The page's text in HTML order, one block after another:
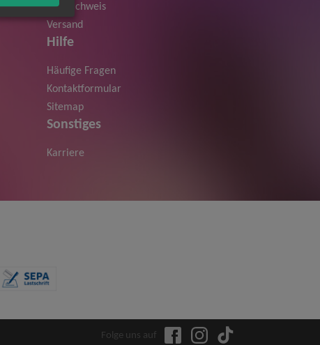
Bildnachweis
Versand
Hilfe
Häufige Fragen
Kontaktformular
Sitemap
Sonstiges
Karriere
Folge uns auf